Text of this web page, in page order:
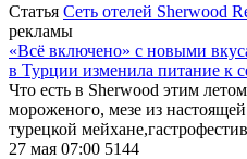
Статья Сеть отелей Sherwood
рекламы
«Всё включено» с новыми
в Турции изменила питание к
Что есть в Sherwood этим
мороженого, мезе из настоящей
турецкой
27 мая 07:00 5144